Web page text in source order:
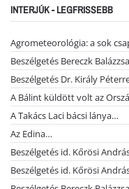
INTERJÚK - LEGFRISSEBB
Agrometeorológia: a sok
Beszélgetés Bereczk
Beszélgetés Dr. Király
A Bálint küldött volt az
A Takács Laci bácsi lánya…
Az Edina…
Beszélgetés id. Kőrösi
Beszélgetés id. Kőrösi